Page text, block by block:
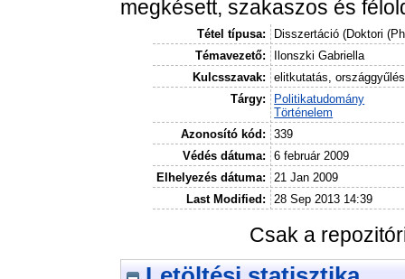
megkésett, szakaszos és
Tétel típusa:
Disszertáció (Doktori
Témavezető:
Ilonszki Gabriella
Kulcsszavak:
elitkutatás,
Tárgy:
Politikatudomány
Történelem
Azonosító kód:
339
Védés dátuma:
6 február 2009
Elhelyezés dátuma:
21 Jan 2009
Last Modified:
28 Sep 2013 14:39
Csak a